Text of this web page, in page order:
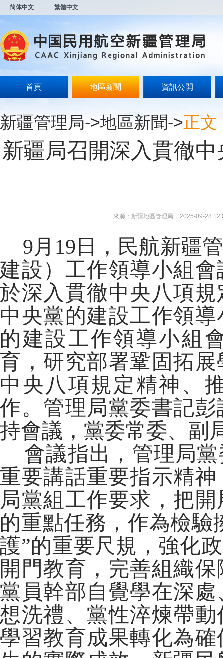
简体中文 繁體中文
首頁 地區新聞 資訊公開
新疆管理局->地區新聞->正文
新疆局召開深入貫徹
來源：新疆地區管理局 2025-09-28
9月19日，民航新疆
建設）工作領導小組
於深入貫徹中央八項
中央黨的建設工作領
的建設工作領導小組
育，研究部署鞏固拓
中央八項規定精神、
作。管理局黨委書記
持會議，黨委常委、副
會議指出，管理局黨
重要講話重要指示精
局黨組工作要求，把
的重點任務，作為檢驗
護”的重要尺規，強化
開門教育，完善組織
黨員幹部自覺學在深
想洗禮、黨性淬煉帶
學習教育成果轉化為
开
无
障
说
Alt
加
浪
键
模